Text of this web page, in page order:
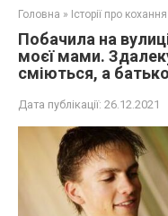
Головна » Історії про кохання
Побачила на
моєї мами.
сміються, а
Дата публікації: 26.12.2021